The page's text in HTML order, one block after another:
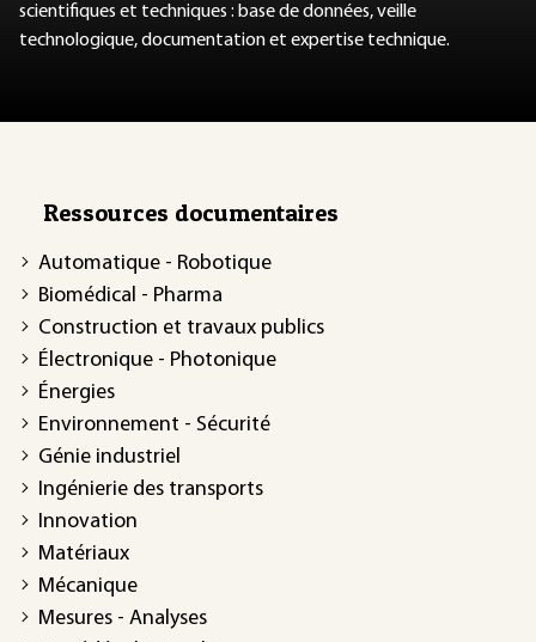
scientifiques et techniques : base de données, veille
technologique, documentation et expertise technique.
Ressources documentaires
Automatique - Robotique
Biomédical - Pharma
Construction et travaux publics
Électronique - Photonique
Énergies
Environnement - Sécurité
Génie industriel
Ingénierie des transports
Innovation
Matériaux
Mécanique
Mesures - Analyses